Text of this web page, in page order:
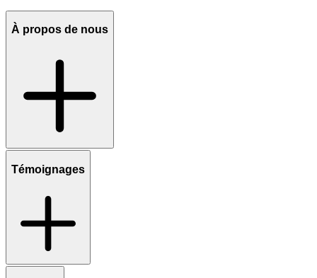
À propos de nous
Témoignages